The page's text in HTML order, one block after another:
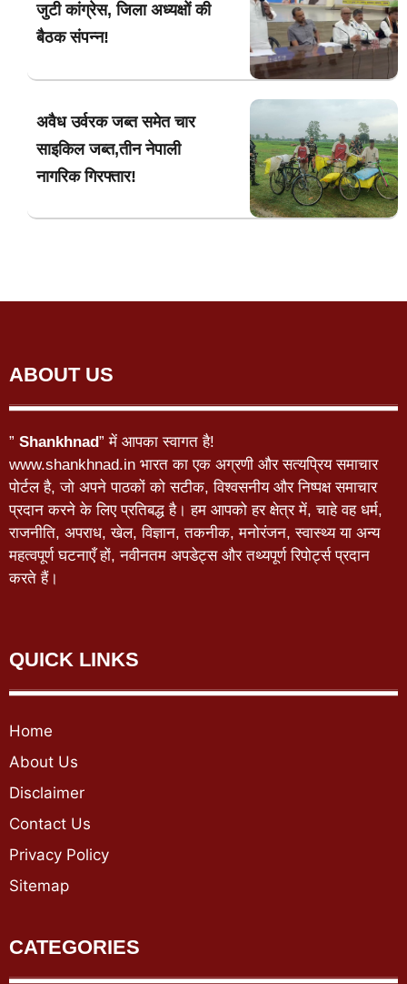
जुटी कांग्रेस, जिला अध्यक्षों की
बैठक संपन्न!
अवैध उर्वरक जब्त समेत चार
साइकिल जब्त,तीन नेपाली
नागरिक गिरफ्तार!
ABOUT US
” Shankhnad” में आपका स्वागत है!
www.shankhnad.in भारत का एक अग्रणी और सत्यप्रिय समाचार
पोर्टल है, जो अपने पाठकों को सटीक, विश्वसनीय और निष्पक्ष समाचार
प्रदान करने के लिए प्रतिबद्ध है। हम आपको हर क्षेत्र में, चाहे वह धर्म,
राजनीति, अपराध, खेल, विज्ञान, तकनीक, मनोरंजन, स्वास्थ्य या अन्य
महत्वपूर्ण घटनाएँ हों, नवीनतम अपडेट्स और तथ्यपूर्ण रिपोर्ट्स प्रदान
करते हैं।
QUICK LINKS
Home
About Us
Disclaimer
Contact Us
Privacy Policy
Sitemap
CATEGORIES